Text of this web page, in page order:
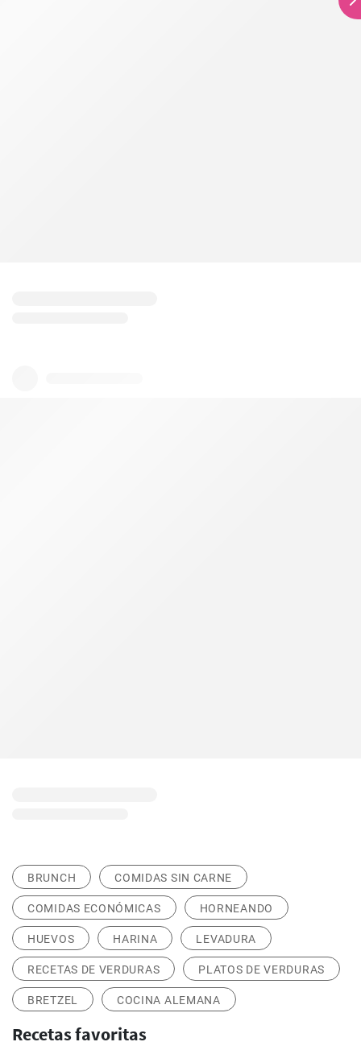
BRUNCH COMIDAS SIN CARNE
COMIDAS ECONÓMICAS HORNEANDO
HUEVOS HARINA LEVADURA
RECETAS DE VERDURAS PLATOS DE VERDURAS
BRETZEL COCINA ALEMANA
Recetas favoritas